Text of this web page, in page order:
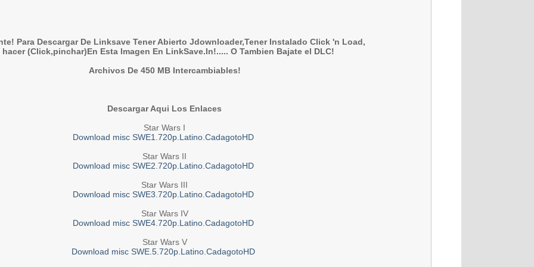
: 3
Info                     : Audio Coding 3
: CM (complete main)
bits                     : 448Kbps
del canal             : Front: L C R, Side: L R, LFE
String                  : 16bits
: S_TEXT/UTF8
Info                    : UTF-8 Plain Text
: en:00 Min
: en:20 Min
: en:30 Min
: en:40 Min
Para Descargar De Linksave Tener Abierto Jdownloader,Tener Instalado Click 'n Load,
hacer (Click,pinchar)En Esta Imagen En LinkSave.In!..... O Tambien Bajate el DLC!
Archivos De 450 MB Intercambiables!
Descargar Aqui Los Enlaces
Star Wars I
Download misc SWE1.720p.Latino.CadagotoHD
Star Wars II
Download misc SWE2.720p.Latino.CadagotoHD
Star Wars III
Download misc SWE3.720p.Latino.CadagotoHD
Star Wars IV
Download misc SWE4.720p.Latino.CadagotoHD
Star Wars V
Download misc SWE.5.720p.Latino.CadagotoHD